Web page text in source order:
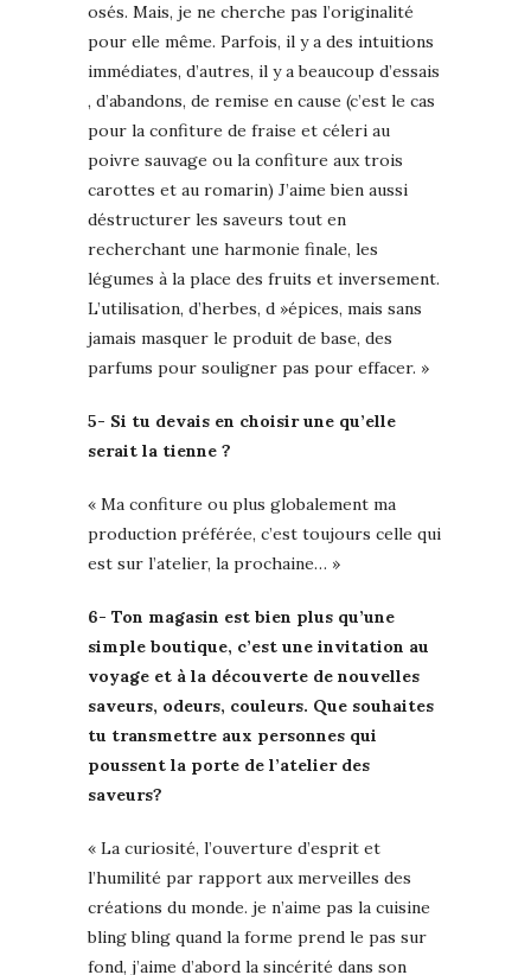
osés. Mais, je ne cherche pas l’originalité
pour elle même. Parfois, il y a des intuitions
immédiates, d’autres, il y a beaucoup d’essais
, d’abandons, de remise en cause (c’est le cas
pour la confiture de fraise et céleri au
poivre sauvage ou la confiture aux trois
carottes et au romarin) J’aime bien aussi
déstructurer les saveurs tout en
recherchant une harmonie finale, les
légumes à la place des fruits et inversement.
L’utilisation, d’herbes, d »épices, mais sans
jamais masquer le produit de base, des
parfums pour souligner pas pour effacer. »
5- Si tu devais en choisir une qu’elle
serait la tienne ?
« Ma confiture ou plus globalement ma
production préférée, c’est toujours celle qui
est sur l’atelier, la prochaine… »
6- Ton magasin est bien plus qu’une
simple boutique, c’est une invitation au
voyage et à la découverte de nouvelles
saveurs, odeurs, couleurs. Que souhaites
tu transmettre aux personnes qui
poussent la porte de l’atelier des
saveurs?
« La curiosité, l’ouverture d’esprit et
l’humilité par rapport aux merveilles des
créations du monde. je n’aime pas la cuisine
bling bling quand la forme prend le pas sur
fond, j’aime d’abord la sincérité dans son